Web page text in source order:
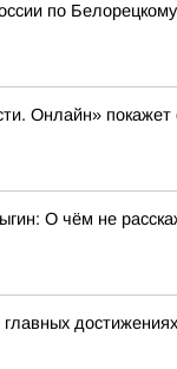
по Белорецкому
Онлайн»
О чём не